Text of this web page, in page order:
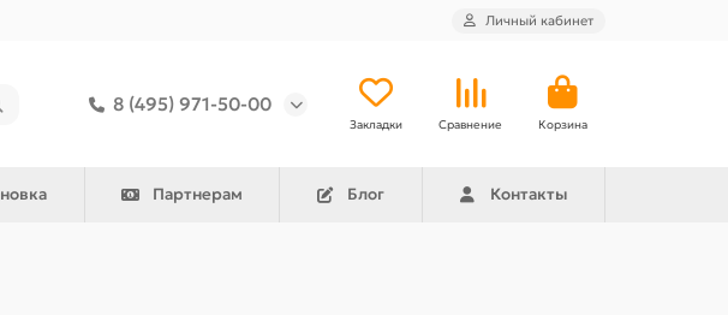
Личный кабинет
8 (495) 971-50-00
Закладки Сравнение Корзина
Партнерам Блог Контакты